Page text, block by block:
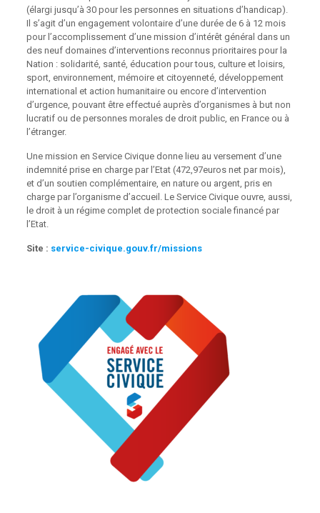
(élargi jusqu’à 30 pour les personnes en situations d’handicap).
Il s’agit d’un engagement volontaire d’une durée de 6 à 12 mois
pour l’accomplissement d’une mission d’intérêt général dans un
des neuf domaines d’interventions reconnus prioritaires pour la
Nation : solidarité, santé, éducation pour tous, culture et loisirs,
sport, environnement, mémoire et citoyenneté, développement
international et action humanitaire ou encore d’intervention
d’urgence, pouvant être effectué auprès d’organismes à but non
lucratif ou de personnes morales de droit public, en France ou à
l’étranger.
Une mission en Service Civique donne lieu au versement d’une
indemnité prise en charge par l’Etat (472,97euros net par mois),
et d’un soutien complémentaire, en nature ou argent, pris en
charge par l’organisme d’accueil. Le Service Civique ouvre, aussi,
le droit à un régime complet de protection sociale financé par
l’Etat.
Site : service-civique.gouv.fr/missions